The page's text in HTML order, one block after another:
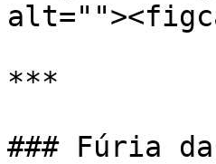
***
### Fúria